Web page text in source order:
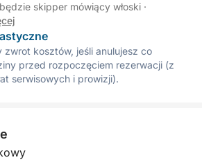
skipper mówiący włoski ·
zwrot kosztów, jeśli anulujesz co
przed rozpoczęciem rezerwacji (z
serwisowych i prowizji).